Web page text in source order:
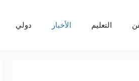
التعليم الأخبار دولي